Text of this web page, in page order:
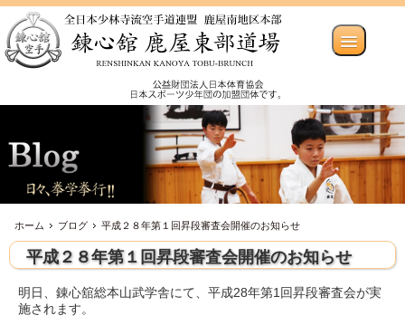
ホーム ブログ 平成２８年第１回昇段審査会開催のお知らせ
平成２８年第１回昇段審査会開催のお知らせ
明日、錬心舘総本山武学舎にて、平成28年第1回昇段審査会が実
施されます。